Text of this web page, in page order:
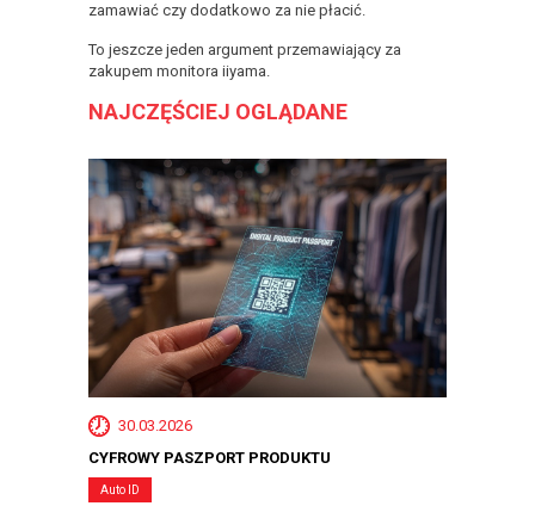
zamawiać czy dodatkowo za nie płacić.
To jeszcze jeden argument przemawiający za
zakupem monitora iiyama.
NAJCZĘŚCIEJ OGLĄDANE
30.03.2026
CYFROWY PASZPORT PRODUKTU
Auto ID